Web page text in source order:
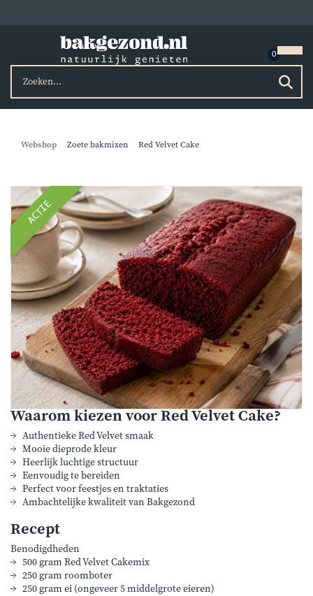
Webshop Zoete bakmixen Red Velvet Cake
ACTIE
Waarom kiezen voor Red Velvet Cake?
Authentieke Red Velvet smaak
Mooie dieprode kleur
Heerlijk luchtige structuur
Eenvoudig te bereiden
Perfect voor feestjes en traktaties
Ambachtelijke kwaliteit van Bakgezond
Recept
Benodigdheden
500 gram Red Velvet Cakemix
250 gram roomboter
250 gram ei (ongeveer 5 middelgrote eieren)